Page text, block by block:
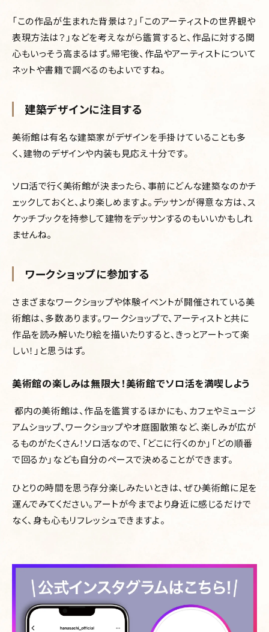
「この作品が生まれた背景は？」「このアーティストの世界観や
表現方法は？」などを考えながら鑑賞すると、作品に対する関
心もいっそう高まるはず。帰宅後、作品やアーティストについて
ネットや書籍で調べるのもよいですね。
建築デザインに注目する
美術館は有名な建築家がデザインを手掛けていることも多
く、建物のデザインや内装も見応え十分です。
ソロ活で行く美術館が決まったら、事前にどんな建築なのかチ
ェックしておくと、より楽しめますよ。デッサンが得意な方は、ス
ケッチブックを持参して建物をデッサンするのもいいかもしれ
ませんね。
ワークショップに参加する
さまざまなワークショップや体験イベントが開催されている美
術館は、多数あります。ワークショップで、アーティストと共に
作品を読み解いたり絵を描いたりすると、きっとアートって楽
しい！」と思うはず。
美術館の楽しみは無限大！美術館でソロ活を満喫しよう
都内の美術館は、作品を鑑賞するほかにも、カフェやミュージ
アムショップ、ワークショップやオ庭園散策など、楽しみが広が
るものがたくさん！ソロ活なので、「どこに行くのか」「どの順番
で回るか」なども自分のペースで決めることができます。
ひとりの時間を思う存分楽しみたいときは、ぜひ美術館に足を
運んでみてください。アートが今までより身近に感じるだけで
なく、身も心もリフレッシュできますよ。